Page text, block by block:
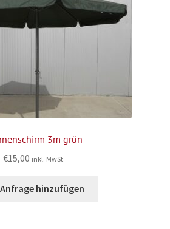
3m grün
€15,00 inkl. MwSt.
hinzufügen